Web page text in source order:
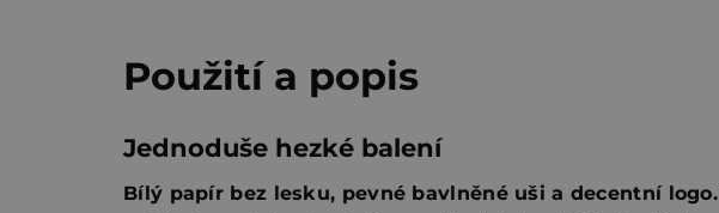
Použití a popis
Jednoduše hezké balení
Bílý papír bez lesku, pevné bavlněné uši a decentní logo.